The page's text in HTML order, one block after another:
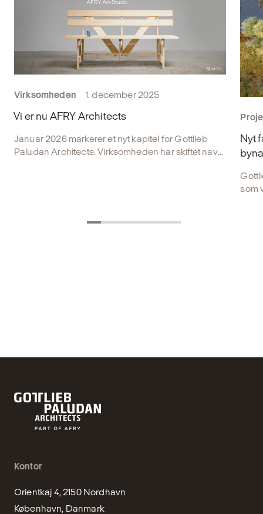
Virksomheden 1. december 2025
Vi er nu AFRY Architects
Januar 2026 markerer et nyt kapitel for Gottlieb
Paludan Architects. Virksomheden har skiftet navn
Nyt
som
Kontor
Orientkaj 4, 2150 Nordhavn
København, Danmark